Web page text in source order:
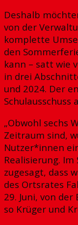
Deshalb
von der
komplette
den
kann – satt wie
in drei
und 2024. Der
„Obwohl sechs
Zeitraum sind,
Nutzer*innen
Realisierung. Im
zugesagt, dass
des Ortsrates
29. Juni, von
so Krüger und